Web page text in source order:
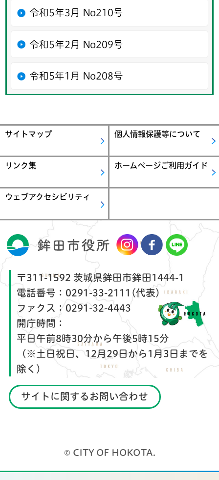
令和5年3月 No210号
令和5年2月 No209号
令和5年1月 No208号
サイトマップ 個人情報保護等について
リンク集 ホームページご利用ガイド
ウェブアクセシビリティ
〒311-1592 茨城県鉾田市鉾田1444-1
電話番号： 0291-33-2111(代表)
ファクス： 0291-32-4443
開庁時間：
平日午前8時30分から午後5時15分
（※土日祝日、12月29日から1月3日までを
除く）
サイトに関するお問い合わせ
© CITY OF HOKOTA.